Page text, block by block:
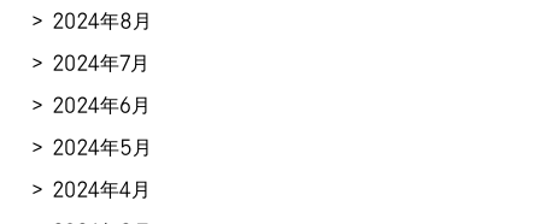
2024年8月
2024年7月
2024年6月
2024年5月
2024年4月